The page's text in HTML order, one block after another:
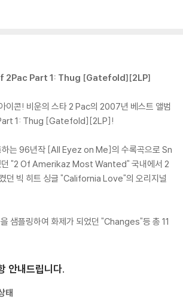
2Pac Part 1: Thug [Gatefold][2LP]
이콘! 비운의 스타 2 Pac의 2007년 베스트 앨범
1: Thug [Gatefold][2LP]!
하는 96년작 [All Eyez on Me]의 수록곡으로 Sn
"2 Of Amerikaz Most Wanted" 국내에서 2
던 빅 히트 싱글 "California Love"의 오리지널
샘플링하여 화제가 되었던 "Changes"등 총 11
안내드립니다.
태